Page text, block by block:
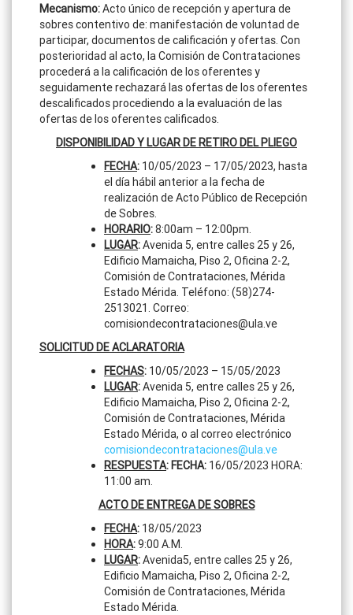
Mecanismo:Acto único de recepción y apertura de
sobres contentivo de: manifestación de voluntad de
participar, documentos de calificación y ofertas. Con
posterioridad al acto, la Comisión de Contrataciones
procederá a la calificación de los oferentes y
seguidamente rechazará las ofertas de los oferentes
descalificados procediendo a la evaluación de las
ofertas de los oferentes calificados.
DISPONIBILIDAD Y LUGAR DE RETIRO DEL PLIEGO
FECHA: 10/05/2023 – 17/05/2023, hasta
el día hábil anterior a la fecha de
realización de Acto Público de Recepción
de Sobres.
HORARIO:8:00am – 12:00pm.
LUGAR:Avenida 5, entre calles 25 y 26,
Edificio Mamaicha, Piso 2, Oficina 2-2,
Comisión de Contrataciones, Mérida
Estado Mérida. Teléfono: (58)274-
2513021. Correo:
comisiondecontrataciones@ula.ve
SOLICITUD DE ACLARATORIA
FECHAS: 10/05/2023 – 15/05/2023
LUGAR:Avenida 5, entre calles 25 y 26,
Edificio Mamaicha, Piso 2, Oficina 2-2,
Comisión de Contrataciones, Mérida
Estado Mérida, o al correo electrónico
comisiondecontrataciones@ula.ve
RESPUESTA: FECHA: 16/05/2023 HORA:
11:00 am.
ACTO DE ENTREGA DE SOBRES
FECHA: 18/05/2023
HORA:9:00 A.M.
LUGAR:Avenida5, entre calles 25 y 26,
Edificio Mamaicha, Piso 2, Oficina 2-2,
Comisión de Contrataciones, Mérida
Estado Mérida.